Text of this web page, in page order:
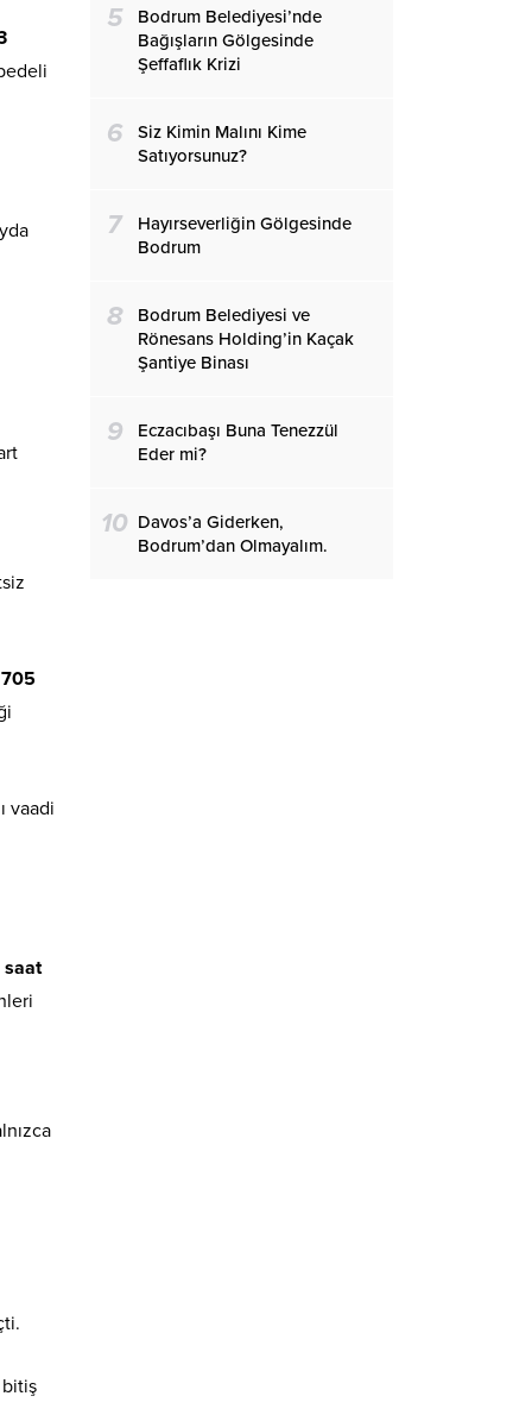
vaadi
5
Bodrum Belediyesi’nde
Bağışların Gölgesinde
Şeffaflık Krizi
6
Siz Kimin Malını Kime
Satıyorsunuz?
7
Hayırseverliğin Gölgesinde
Bodrum
8
Bodrum Belediyesi ve
Rönesans Holding’in Kaçak
Şantiye Binası
9
Eczacıbaşı Buna Tenezzül
Eder mi?
10 Davos’a Giderken,
Bodrum’dan Olmayalım.